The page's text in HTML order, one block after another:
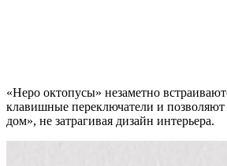
«Неро октопусы» незаметно
клавишные переключатели и
дом», не затрагивая дизайн интерьера.